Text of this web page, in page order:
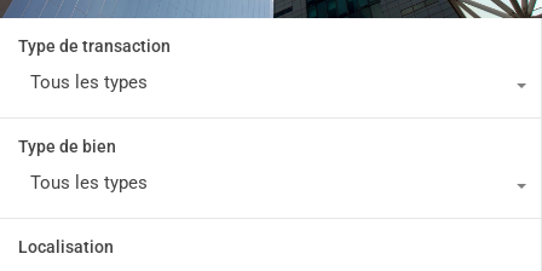
Type de transaction
Tous les types
Type de bien
Tous les types
Localisation